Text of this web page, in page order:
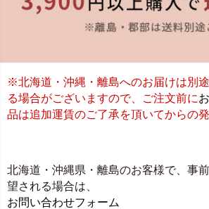
※北海道・沖縄・離島へのお届けは別
る場合がございますので、ご注文前に
品は追加運賃のご了承を頂いてからの
北海道・沖縄県・離島のお客様で、事
望される場合は、
お問い合わせフォーム